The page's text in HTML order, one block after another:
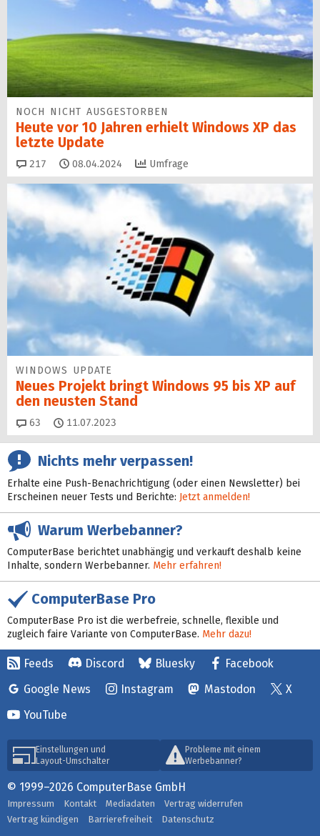
NOCH NICHT AUSGESTORBEN
Heute vor 10 Jahren erhielt Windows XP das
letzte Update
217 Kommentare
08.04.2024 Umfrage
WINDOWS UPDATE
Neues Projekt bringt Windows 95 bis XP auf
den neusten Stand
63 Kommentare
11.07.2023
Nichts mehr verpassen!
Erhalte eine Push-Benachrichtigung (oder einen Newsletter) bei
Erscheinen neuer Tests und Berichte: Jetzt anmelden!
Warum Werbebanner?
ComputerBase berichtet unabhängig und verkauft deshalb keine
Inhalte, sondern Werbebanner. Mehr erfahren!
ComputerBase Pro
ComputerBase Pro ist die werbefreie, schnelle, flexible und
zugleich faire Variante von ComputerBase. Mehr dazu!
Feeds Discord Bluesky
Facebook
Google News
Instagram Mastodon
X
YouTube
Einstellungen und
Layout-Umschalter
Probleme mit einem
Werbebanner?
© 1999–2026 ComputerBase GmbH
Impressum Kontakt Mediadaten
Vertrag widerrufen
Vertrag kündigen
Barrierefreiheit Datenschutz